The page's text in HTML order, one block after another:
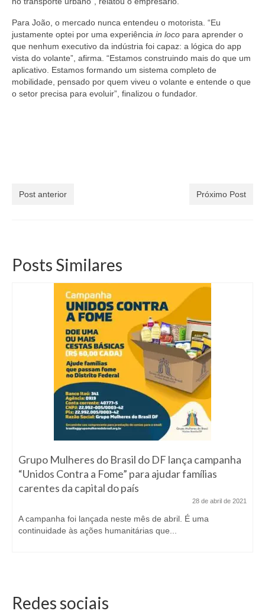
Para João, o mercado nunca entendeu o motorista. “Eu
justamente optei por uma experiência in loco para aprender o
que nenhum executivo da indústria foi capaz: a lógica do app
vista do volante”, afirma. “Estamos construindo mais do que um
aplicativo. Estamos formando um sistema completo de
mobilidade, pensado por quem viveu o volante e entende o que
o setor precisa para evoluir”, finalizou o fundador.
Post anterior Próximo Post
Posts Similares
Grupo Mulheres do Brasil do DF lança campanha
“Unidos Contra a Fome” para ajudar famílias
carentes da capital do país
28 de abril de 2021
A campanha foi lançada neste mês de abril. É uma
continuidade às ações humanitárias que...
Redes sociais